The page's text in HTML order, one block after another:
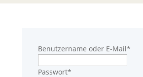
Benutzername oder E-Mail*
Passwort*